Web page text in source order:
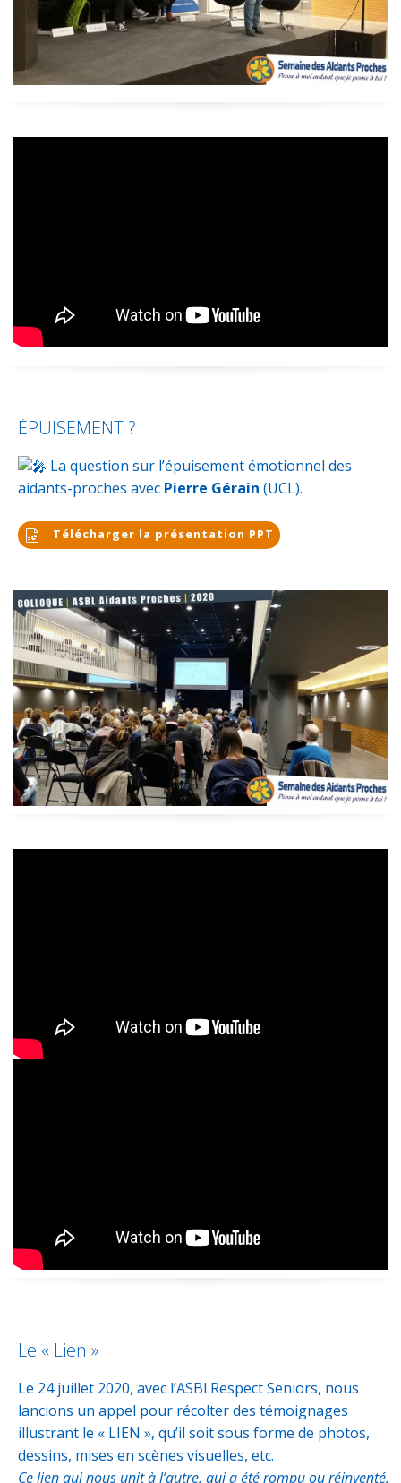
ÉPUISEMENT ?
La question sur l’épuisement émotionnel des
aidants-proches avec Pierre Gérain (UCL).
Télécharger la présentation PPT
Le « Lien »
Le 24 juillet 2020, avec l’ASBl Respect Seniors, nous
lancions un appel pour récolterdes témoignages
illustrant le « LIEN », qu’il soit sous forme de photos,
dessins, mises en scènes visuelles, etc.
Ce lien qui nous unit à l’autre, qui a été rompu ou réinventé,